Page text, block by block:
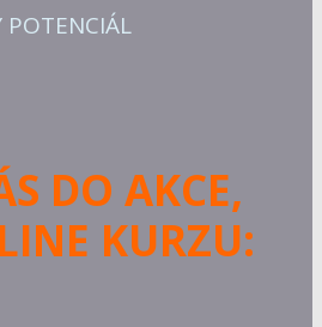
DO AKCE,
KURZU: